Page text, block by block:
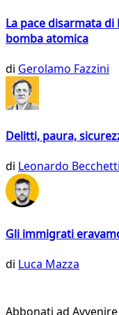
La pace disarmata
bomba atomica
di Gerolamo Fazzini
Delitti, paura,
di Leonardo Becchetti
Gli immigrati
di Luca Mazza
Abbonati ad Avvenire